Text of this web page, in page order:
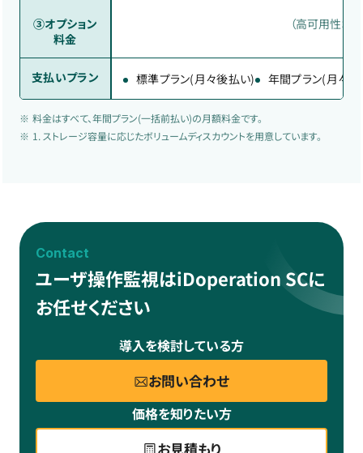
③オプション
料金
（高可用性オプ
支払いプラン 標準プラン(月々後払い) 年間プラン(月々
料金はすべて、年間プラン(一括前払い)の月額料金です。
1. ストレージ容量に応じたボリュームディスカウントを用意しています。
Contact
ユーザ操作監視はiDoperation SCに
お任せください
価格を知りたい方
お見積もり
導入を検討している方
お問い合わせ